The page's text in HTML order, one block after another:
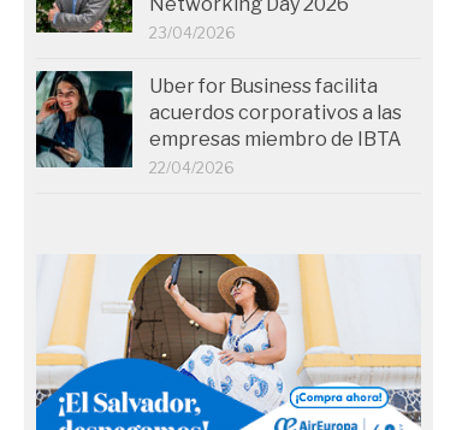
23/04/2026
Uber for Business facilita
acuerdos corporativos a las
empresas miembro de IBTA
22/04/2026